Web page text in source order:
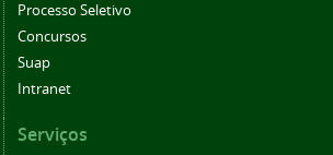
Processo Seletivo
Concursos
Suap
Intranet
Serviços